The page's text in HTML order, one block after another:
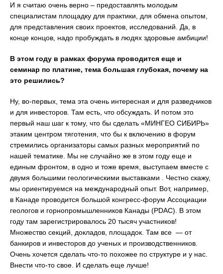
И я считаю очень верно – предоставлять молодым
специалистам площадку для практики, для обмена опытом,
для представления своих проектов, исследований. Да, в
конце концов, надо пробуждать в людях здоровые амбиции!
В этом году в рамках форума проводится еще и
семинар по платине, тема большая глубокая, почему на
это решились?
Ну, во-первых, тема эта очень интересная и для разведчиков
и для инвесторов. Там есть, что обсуждать. И потом это
первый наш шаг к тому, что бы сделать «МИНГЕО СИБИРЬ»
этаким центром тяготения, что бы к включению в форум
стремились организаторы самых разных мероприятий по
нашей тематике. Мы не случайно же в этом году еще и
единым фронтом, в одно и тоже время, выступаем вместе с
двумя большими геологическими выставками . Честно скажу,
мы ориентируемся на международный опыт. Вот, например,
в Канаде проводится большой конгресс-форум Ассоциации
геологов и горнопромышленников Канады (PDAC). В этом
году там зарегистрировалось 20 тысяч участников!
Множество секций, докладов, площадок. Там все — от
банкиров и инвесторов до ученых и производственников.
Очень хочется сделать что-то похожее по структуре и у нас.
Внести что-то свое. И сделать еще лучше!